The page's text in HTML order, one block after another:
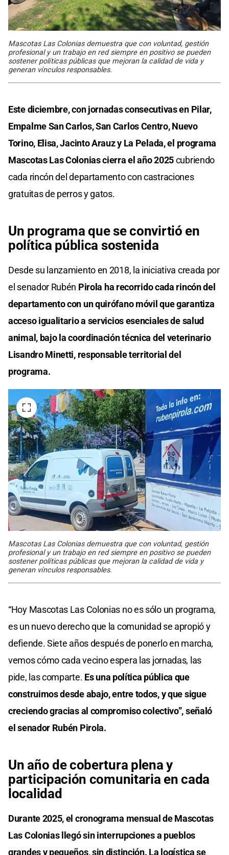
Mascotas Las Colonias demuestra que con voluntad, gestión
profesional y un trabajo en red siempre en positivo se pueden
sostener políticas públicas que mejoran la calidad de vida y
generan vínculos responsables.
Este diciembre, con jornadas consecutivas en Pilar,
Empalme San Carlos, San Carlos Centro, Nuevo
Torino, Elisa, Jacinto Arauz y La Pelada, el programa
Mascotas Las Colonias cierra el año 2025cubriendo
cada rincón del departamento con castraciones
gratuitas de perros y gatos.
Un programa que se convirtió en
política pública sostenida
Desde su lanzamiento en 2018, la iniciativa creada por
el senador Rubén Pirola ha recorrido cada rincón del
departamento con un quirófano móvil que garantiza
acceso igualitario a servicios esenciales de salud
animal, bajo la coordinación técnica del veterinario
Lisandro Minetti, responsable territorial del
programa.
Mascotas Las Colonias demuestra que con voluntad, gestión
profesional y un trabajo en red siempre en positivo se pueden
sostener políticas públicas que mejoran la calidad de vida y
generan vínculos responsables.
“Hoy Mascotas Las Colonias no es sólo un programa,
es un nuevo derecho que la comunidad se apropió y
defiende. Siete años después de ponerlo en marcha,
vemos cómo cada vecino espera las jornadas, las
pide, las comparte. Es una política pública que
construimos desde abajo, entre todos, y que sigue
creciendo gracias al compromiso colectivo”, señaló
el senador Rubén Pirola.
Un año de cobertura plena y
participación comunitaria en cada
localidad
Durante 2025, el cronograma mensual de Mascotas
Las Colonias llegó sin interrupciones a pueblos
grandes y pequeños, sin distinción. La logística se